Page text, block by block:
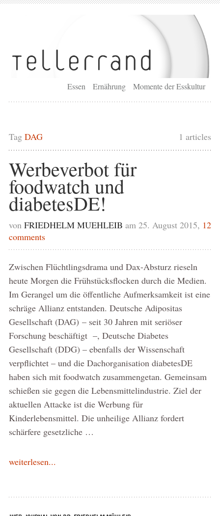
Essen Ernährung Momente der Esskultur
1 articles
Tag DAG
Werbeverbot für
foodwatch und
diabetesDE!
von FRIEDHELM MUEHLEIB am 25. August 2015, 12
comments
Zwischen Flüchtlingsdrama und Dax-Absturz rieseln
heute Morgen die Frühstücksflocken durch die Medien.
Im Gerangel um die öffentliche Aufmerksamkeit ist eine
schräge Allianz entstanden. Deutsche Adipositas
Gesellschaft (DAG) – seit 30 Jahren mit seriöser
Forschung beschäftigt –, Deutsche Diabetes
Gesellschaft (DDG) – ebenfalls der Wissenschaft
verpflichtet – und die Dachorganisation diabetesDE
haben sich mit foodwatch zusammengetan. Gemeinsam
schießen sie gegen die Lebensmittelindustrie. Ziel der
aktuellen Attacke ist die Werbung für
Kinderlebensmittel. Die unheilige Allianz fordert
schärfere gesetzliche …
weiterlesen...